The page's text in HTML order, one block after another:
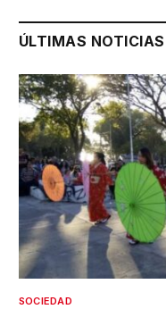
ÚLTIMAS NOTICIAS
SOCIEDAD